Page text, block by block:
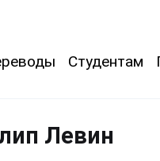
Студентам
Левин